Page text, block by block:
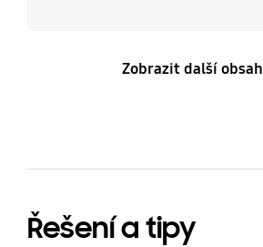
Zobrazit další obsah
Řešení a tipy